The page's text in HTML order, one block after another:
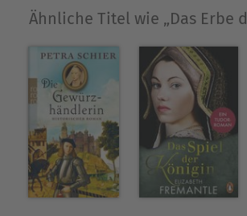
Ähnliche Titel wie „Das Erbe